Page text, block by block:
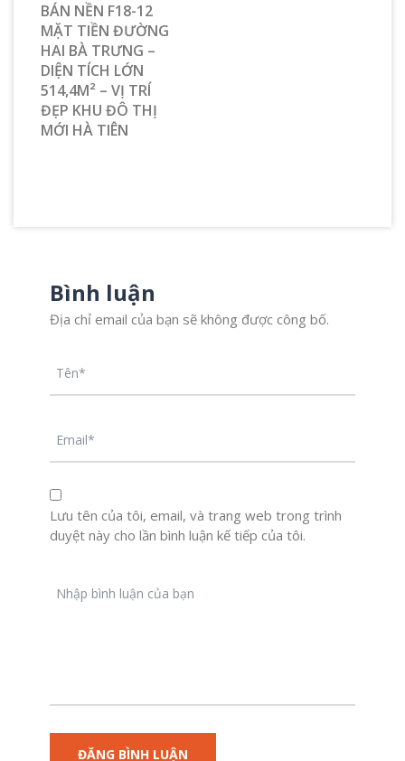
BÁN NỀN F18-12
MẶT TIỀN ĐƯỜNG
HAI BÀ TRƯNG –
DIỆN TÍCH LỚN
514,4M² – VỊ TRÍ
ĐẸP KHU ĐÔ THỊ
MỚI HÀ TIÊN
Bình luận
Địa chỉ email của bạn sẽ không được công bố.
Lưu tên của tôi, email, và trang web trong trình
duyệt này cho lần bình luận kế tiếp của tôi.